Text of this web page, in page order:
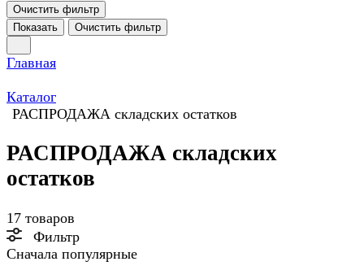
Очистить фильтр
Показать
Очистить фильтр
Главная
Каталог
РАСПРОДАЖА складских остатков
РАСПРОДАЖА складских
остатков
17 товаров
Фильтр
Сначала популярные